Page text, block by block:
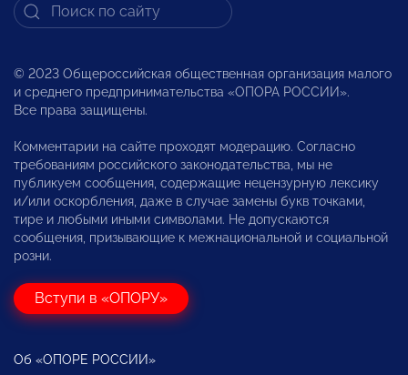
© 2023 Общероссийская общественная организация малого
и среднего предпринимательства «ОПОРА РОССИИ».
Все права защищены.
Комментарии на сайте проходят модерацию. Согласно
требованиям российского законодательства, мы не
публикуем сообщения, содержащие нецензурную лексику
и/или оскорбления, даже в случае замены букв точками,
тире и любыми иными символами. Не допускаются
сообщения, призывающие к межнациональной и социальной
розни.
Вступи в «ОПОРУ»
Об «ОПОРЕ РОССИИ»